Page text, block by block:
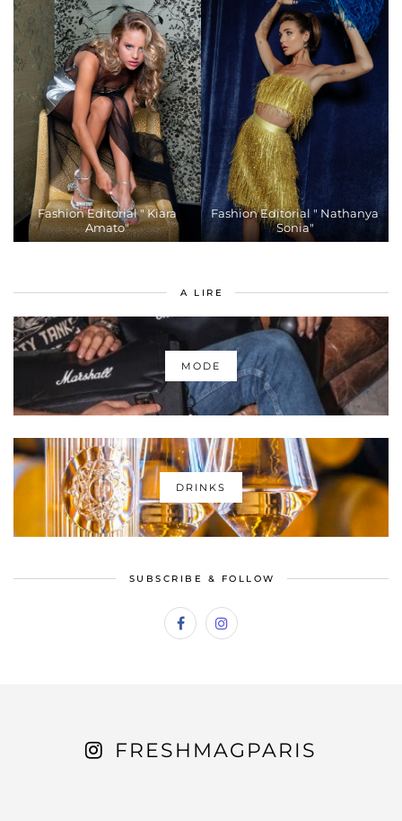
Fashion Editorial " Kiara
Amato"
Fashion Editorial " Nathanya
Sonia"
A LIRE
MODE
DRINKS
SUBSCRIBE & FOLLOW
FRESHMAGPARIS